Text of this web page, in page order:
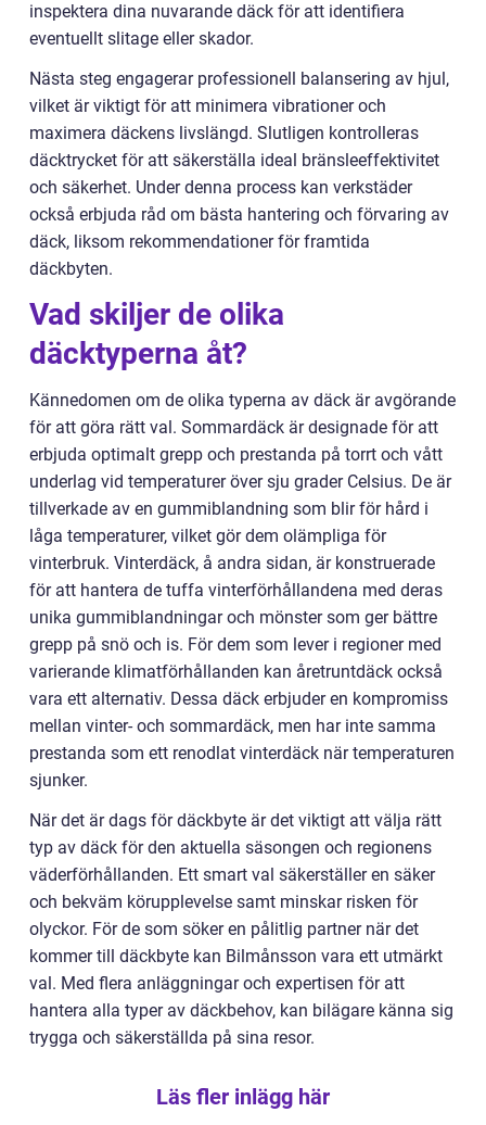
inspektera dina nuvarande däck för att identifiera
eventuellt slitage eller skador.
Nästa steg engagerar professionell balansering av hjul,
vilket är viktigt för att minimera vibrationer och
maximera däckens livslängd. Slutligen kontrolleras
däcktrycket för att säkerställa ideal bränsleeffektivitet
och säkerhet. Under denna process kan verkstäder
också erbjuda råd om bästa hantering och förvaring av
däck, liksom rekommendationer för framtida
däckbyten.
Vad skiljer de olika
däcktyperna åt?
Kännedomen om de olika typerna av däck är avgörande
för att göra rätt val. Sommardäck är designade för att
erbjuda optimalt grepp och prestanda på torrt och vått
underlag vid temperaturer över sju grader Celsius. De är
tillverkade av en gummiblandning som blir för hård i
låga temperaturer, vilket gör dem olämpliga för
vinterbruk. Vinterdäck, å andra sidan, är konstruerade
för att hantera de tuffa vinterförhållandena med deras
unika gummiblandningar och mönster som ger bättre
grepp på snö och is. För dem som lever i regioner med
varierande klimatförhållanden kan åretruntdäck också
vara ett alternativ. Dessa däck erbjuder en kompromiss
mellan vinter- och sommardäck, men har inte samma
prestanda som ett renodlat vinterdäck när temperaturen
sjunker.
När det är dags för däckbyte är det viktigt att välja rätt
typ av däck för den aktuella säsongen och regionens
väderförhållanden. Ett smart val säkerställer en säker
och bekväm körupplevelse samt minskar risken för
olyckor. För de som söker en pålitlig partner när det
kommer till däckbyte kan Bilmånsson vara ett utmärkt
val. Med flera anläggningar och expertisen för att
hantera alla typer av däckbehov, kan bilägare känna sig
trygga och säkerställda på sina resor.
Läs fler inlägg här